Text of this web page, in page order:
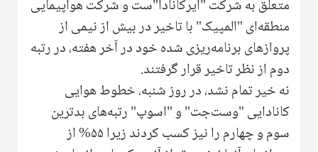
متعلق به شرکت "ایرکانادا"ست و شرکت هواپیمایی
منطقه‌ای "المپیک" با تاخیر در بیش از نیمی از
پروازهای برنامه‌ریزی شده خود در آخر هفته، در رتبه
دوم از نظر تاخیر قرار گرفتند.
نه خیر تمام نشد، در روز شنبه، خطوط هوایی
کانادایی "وست‌جت" و "اسوپ" رتبه‌های بدترین
سوم و چهارم را نیز کسب کردند زیرا ۵۵% از